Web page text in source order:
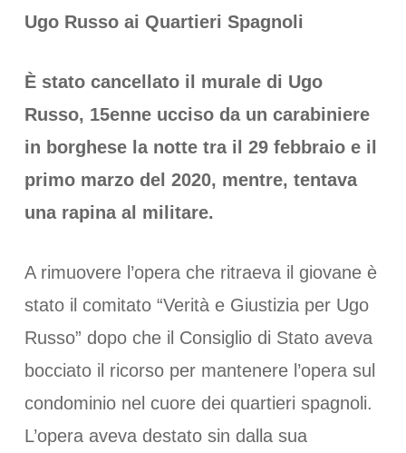
Ugo Russo ai Quartieri Spagnoli
È stato cancellato il murale di Ugo
Russo, 15enne ucciso da un carabiniere
in borghese la notte tra il 29 febbraio e il
primo marzo del 2020, mentre, tentava
una rapina al militare.
A rimuovere l’opera che ritraeva il giovane è
stato il comitato “Verità e Giustizia per Ugo
Russo” dopo che il Consiglio di Stato aveva
bocciato il ricorso per mantenere l’opera sul
condominio nel cuore dei quartieri spagnoli.
L’opera aveva destato sin dalla sua